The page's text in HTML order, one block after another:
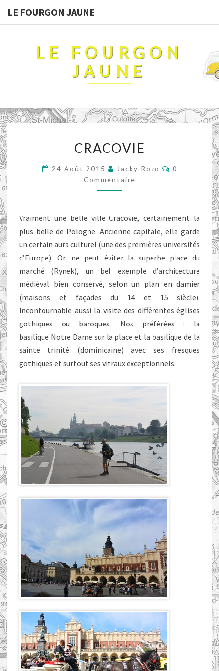
LE FOURGON JAUNE
LE FOURGON
JAUNE
CRACOVIE
24 Août 2015 Jacky Rozo
0
Commentaire
Vraiment une belle ville Cracovie, certainement la
plus belle de Pologne. Ancienne capitale, elle garde
un certain aura culturel (une des premières universités
d’Europe). On ne peut éviter la superbe place du
marché (Rynek), un bel exemple d’architecture
médiéval bien conservé, selon un plan en damier
(maisons et façades du 14 et 15 siècle).
Incontournable aussi la visite des différentes églises
gothiques ou baroques. Nos préférées : la
basilique Notre Dame sur la place et la basilique de la
sainte trinité (dominicaine) avec ses fresques
gothiques et surtout ses vitraux exceptionnels.